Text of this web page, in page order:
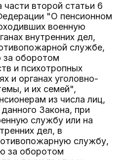
второй статьи 6
"О пенсионном
военную
внутренних дел,
службе,
за оборотом
и психотропных
и органах уголовно-
и их семей",
из числа лиц,
Закона, при
службу или на
дел, в
службу,
за оборотом